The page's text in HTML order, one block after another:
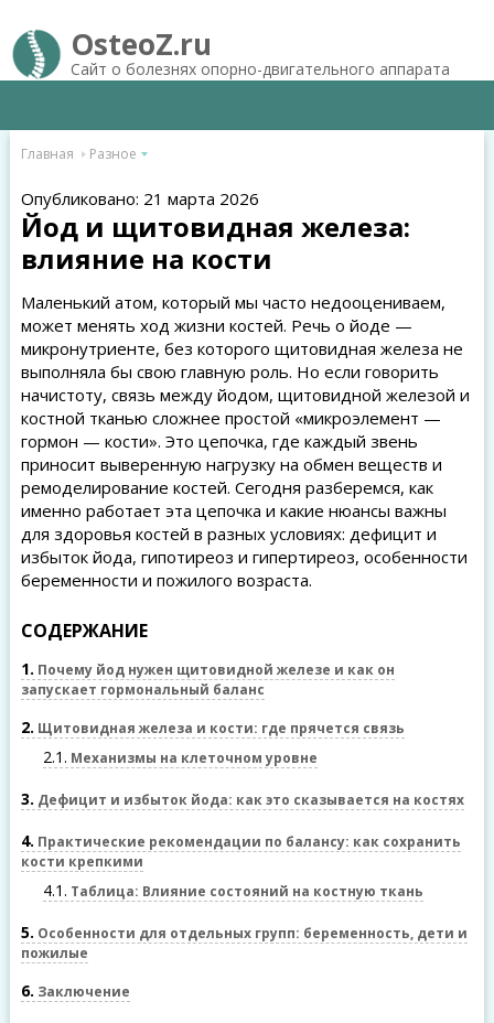
OsteoZ.ru
Сайт о болезнях опорно-двигательного аппарата
Главная Разное
Опубликовано: 21 марта 2026
Йод и щитовидная железа:
влияние на кости
Маленький атом, который мы часто недооцениваем,
может менять ход жизни костей. Речь о йоде —
микронутриенте, без которого щитовидная железа не
выполняла бы свою главную роль. Но если говорить
начистоту, связь между йодом, щитовидной железой и
костной тканью сложнее простой «микроэлемент —
гормон — кости». Это цепочка, где каждый звень
приносит выверенную нагрузку на обмен веществ и
ремоделирование костей. Сегодня разберемся, как
именно работает эта цепочка и какие нюансы важны
для здоровья костей в разных условиях: дефицит и
избыток йода, гипотиреоз и гипертиреоз, особенности
беременности и пожилого возраста.
СОДЕРЖАНИЕ
1 Почему йод нужен щитовидной железе и как он
запускает гормональный баланс
2 Щитовидная железа и кости: где прячется связь
2.1 Механизмы на клеточном уровне
3 Дефицит и избыток йода: как это сказывается на костях
4 Практические рекомендации по балансу: как сохранить
кости крепкими
4.1 Таблица: Влияние состояний на костную ткань
5 Особенности для отдельных групп: беременность, дети и
пожилые
6 Заключение